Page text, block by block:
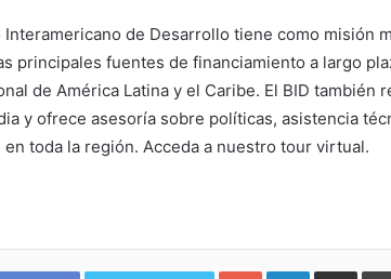
Interamericano de Desarrollo tiene como misión
principales fuentes de financiamiento a largo
de América Latina y el Caribe. El BID también
y ofrece asesoría sobre políticas, asistencia
en toda la región. Acceda a nuestro tour virtual.
Google+ LinkedIn